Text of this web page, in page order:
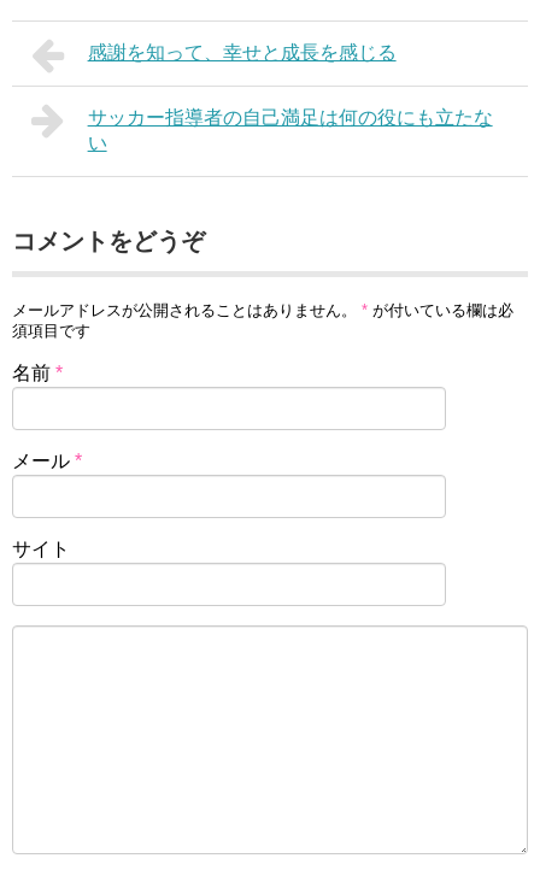
感謝を知って、幸せと成長を感じる
サッカー指導者の自己満足は何の役にも立たな
い
コメントをどうぞ
メールアドレスが公開されることはありません。 * が付いている欄は必
須項目です
名前 *
メール *
サイト